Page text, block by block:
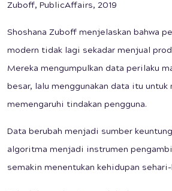
Zuboff, PublicAffairs, 2019
Shoshana Zuboff menjelaskan bahwa
modern tidak lagi sekadar menjual
Mereka mengumpulkan data perilaku
besar, lalu menggunakan data itu
memengaruhi tindakan pengguna.
Data berubah menjadi sumber
algoritma menjadi instrumen
semakin menentukan kehidupan